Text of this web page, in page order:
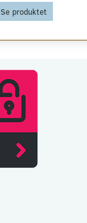
Se produktet